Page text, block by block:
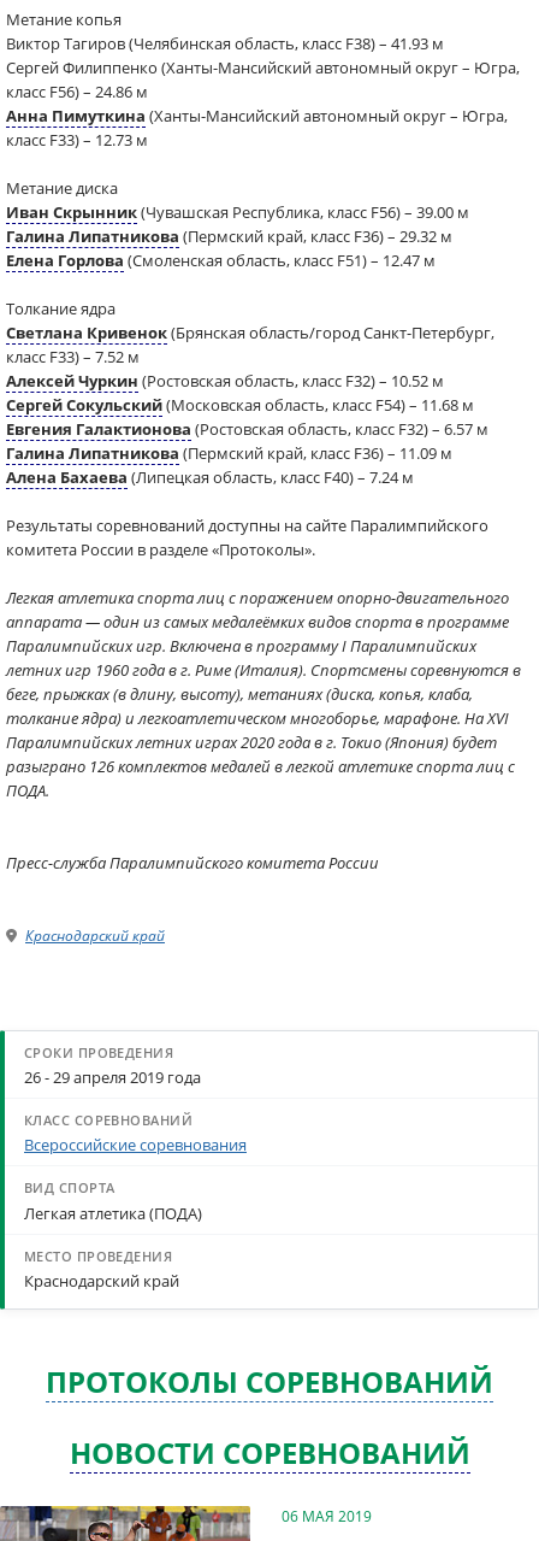
Метание копья
Виктор Тагиров (Челябинская область, класс F38) – 41.93 м
Сергей Филиппенко (Ханты-Мансийский автономный округ – Югра,
класс F56) – 24.86 м
Анна Пимуткина (Ханты-Мансийский автономный округ – Югра,
класс F33) – 12.73 м
Метание диска
Иван Скрынник(Чувашская Республика, класс F56) – 39.00 м
Галина Липатникова (Пермский край, класс F36) – 29.32 м
Елена Горлова (Смоленская область, класс F51) – 12.47 м
Толкание ядра
Светлана Кривенок(Брянская область/город Санкт-Петербург,
класс F33) – 7.52 м
Алексей Чуркин (Ростовская область, класс F32) – 10.52 м
Сергей Сокульский(Московская область, класс F54) – 11.68 м
Евгения Галактионова (Ростовская область, класс F32) – 6.57 м
Галина Липатникова (Пермский край, класс F36) – 11.09 м
Алена Бахаева (Липецкая область, класс F40) – 7.24 м
Результаты соревнований доступны на сайте Паралимпийского
комитета России в разделе «Протоколы».
Легкая атлетика спорта лиц с поражением опорно-двигательного
аппарата — один из самых медалеёмких видов спорта в программе
Паралимпийских игр. Включена в программу I Паралимпийских
летних игр 1960 года в г. Риме (Италия). Спортсмены соревнуются в
беге, прыжках (в длину, высоту), метаниях (диска, копья, клаба,
толкание ядра) и легкоатлетическом многоборье, марафоне. На XVI
Паралимпийских летних играх 2020 года в г. Токио (Япония) будет
разыграно 126 комплектов медалей в легкой атлетике спорта лиц с
ПОДА.
Пресс-служба Паралимпийского комитета России
Краснодарский край
26 - 29 апреля 2019 года
Всероссийские соревнования
Легкая атлетика (ПОДА)
Краснодарский край
ПРОТОКОЛЫ СОРЕВНОВАНИЙ
НОВОСТИ СОРЕВНОВАНИЙ
06 МАЯ 2019